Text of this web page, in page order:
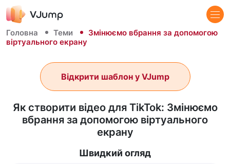
Головна Теми
Змінюємо вбрання за допомогою
віртуального екрану
Як створити відео для TikTok: Змінюємо
вбрання за допомогою віртуального
екрану
Відкрити шаблон у VJump
Швидкий огляд